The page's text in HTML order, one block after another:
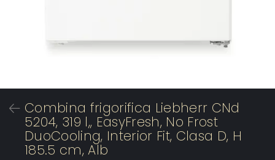
Combina frigorifica Liebherr CNd
5204, 319 l,, EasyFresh, No Frost
DuoCooling, Interior Fit, Clasa D, H
185.5 cm, Alb